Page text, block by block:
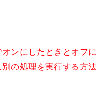
ンにしたときとオフに
の処理を実行する方法